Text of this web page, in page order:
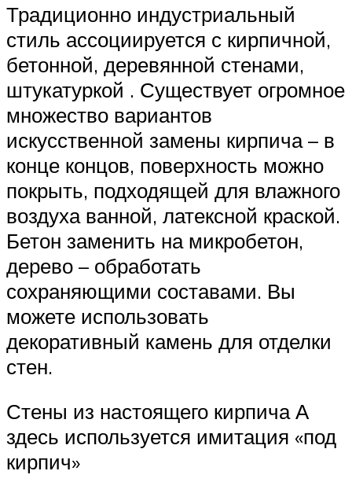
Традиционно индустриальный
стиль ассоциируется с кирпичной,
бетонной, деревянной стенами,
штукатуркой . Существует огромное
множество вариантов
искусственной замены кирпича – в
конце концов, поверхность можно
покрыть, подходящей для влажного
воздуха ванной, латексной краской.
Бетон заменить на микробетон,
дерево – обработать
сохраняющими составами. Вы
можете использовать
декоративный камень для отделки
стен.
Стены из настоящего кирпича А
здесь используется имитация «под
кирпич»